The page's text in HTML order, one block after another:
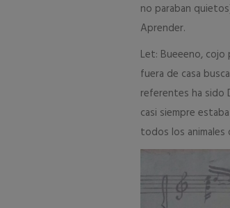
no paraban
Aprender.
Let: Bueeeno,
fuera de casa
referentes ha sido
casi siempre
todos los animales